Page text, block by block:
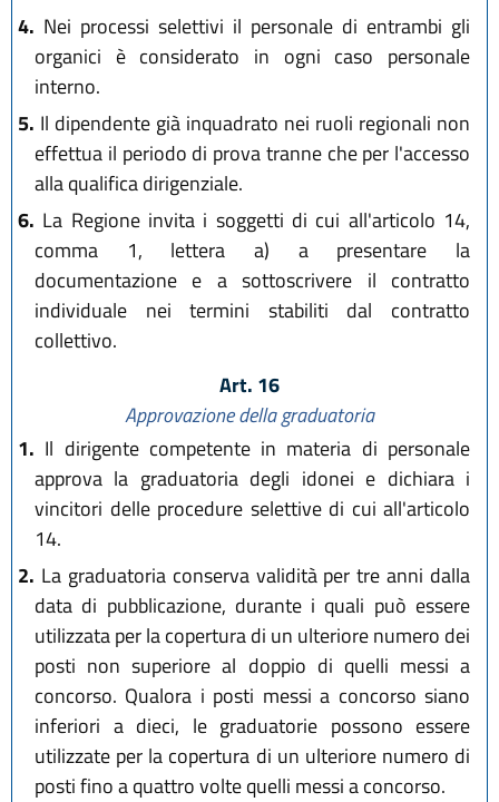
4. Nei processi selettivi il personale di entrambi gli
organici è considerato in ogni caso personale
interno.
5. Il dipendente già inquadrato nei ruoli regionali non
effettua il periodo di prova tranne che per l'accesso
alla qualifica dirigenziale.
6. La Regione invita i soggetti di cui all'articolo 14,
comma 1, lettera a) a presentare la
documentazione e a sottoscrivere il contratto
individuale nei termini stabiliti dal contratto
collettivo.
Art. 16
Approvazione della graduatoria
1. Il dirigente competente in materia di personale
approva la graduatoria degli idonei e dichiara i
vincitori delle procedure selettive di cui all'articolo
14.
2. La graduatoria conserva validità per tre anni dalla
data di pubblicazione, durante i quali può essere
utilizzata per la copertura di un ulteriore numero dei
posti non superiore al doppio di quelli messi a
concorso. Qualora i posti messi a concorso siano
inferiori a dieci, le graduatorie possono essere
utilizzate per la copertura di un ulteriore numero di
posti fino a quattro volte quelli messi a concorso.